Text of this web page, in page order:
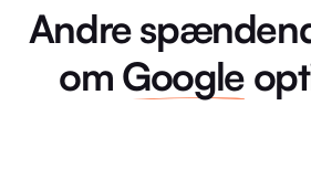
Andre
om Google